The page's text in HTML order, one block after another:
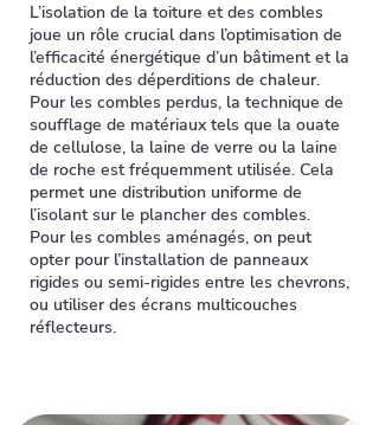
L’isolation de la toiture et des combles
joue un rôle crucial dans l’optimisation de
l’efficacité énergétique d’un bâtiment et la
réduction des déperditions de chaleur.
Pour les combles perdus, la technique de
soufflage de matériaux tels que la ouate
de cellulose, la laine de verre ou la laine
de roche est fréquemment utilisée. Cela
permet une distribution uniforme de
l’isolant sur le plancher des combles.
Pour les combles aménagés, on peut
opter pour l’installation de panneaux
rigides ou semi-rigides entre les chevrons,
ou utiliser des écrans multicouches
réflecteurs.